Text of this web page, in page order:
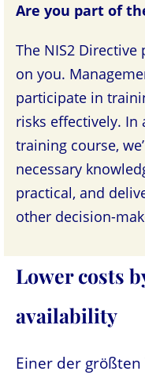
Are you part of
The NIS2
on you.
participate in
risks effectively. In
training course,
necessary
practical, and
other decision-
Lower costs
availability
Einer der